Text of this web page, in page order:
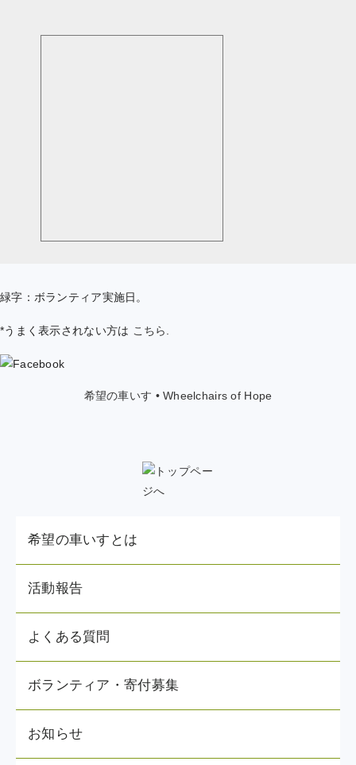
緑字：ボランティア実施日。
*うまく表示されない方は こちら
希望の車いす • Wheelchairs of Hope
希望の車いすとは
活動報告
よくある質問
ボランティア・寄付募集
お知らせ